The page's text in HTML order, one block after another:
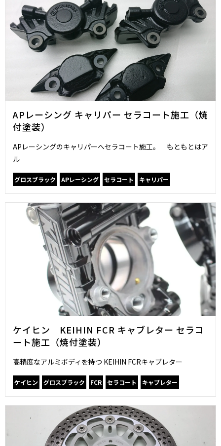
APレーシング キャリパー セラコート施工（焼
付塗装）
APレーシングのキャリパーへセラコート施工。 もともとはア
ル
グロスブラック APレーシング セラコート キャリパー
ケイヒン｜KEIHIN FCR キャブレター セラコ
ート施工（焼付塗装）
高精度なアルミボディを持つ KEIHIN FCRキャブレター
ケイヒン グロスブラック FCR セラコート キャブレター